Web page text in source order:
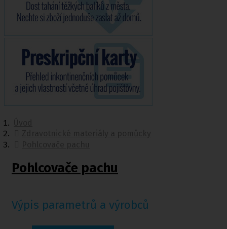
Pohlcovače pachu
Výpis parametrů a výrobců